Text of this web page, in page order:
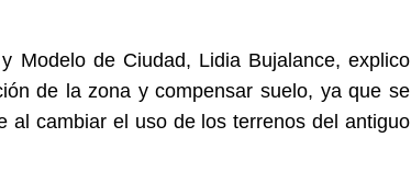
Modelo de Ciudad, Lidia Bujalance, explico
de la zona y compensar suelo, ya que se
al cambiar el uso de los terrenos del antiguo